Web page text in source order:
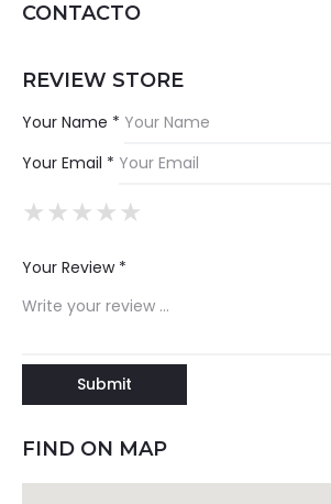
CONTACTO
REVIEW STORE
Your Name *
Your Email *
★
★★
★★★
★★★★
★★★★★
Your Review *
FIND ON MAP